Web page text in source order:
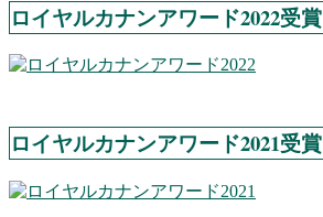
ロイヤルカナンアワード2022受賞
ロイヤルカナンアワード2021受賞